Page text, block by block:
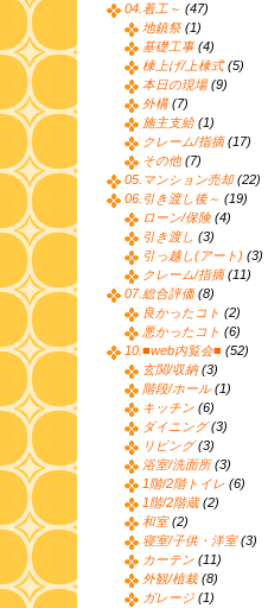
04.着工～ (47)
地鎮祭 (1)
基礎工事(4)
棟上げ/上棟式(5)
本日の現場(9)
外構(7)
施主支給(1)
クレーム/指摘(17)
その他 (7)
05.マンション売却(22)
06.引き渡し後～ (19)
ローン/保険(4)
引き渡し (3)
引っ越し(アート) (3)
クレーム/指摘(11)
07.総合評価(8)
良かったコト (2)
悪かったコト (6)
10.■web内覧会■ (52)
玄関/収納(3)
階段/ホール(1)
キッチン (6)
ダイニング(3)
リビング(3)
浴室/洗面所(3)
1階/2階トイレ (6)
1階/2階蔵(2)
和室(2)
寝室/子供・洋室(3)
カーテン (11)
外観/植栽(8)
ガレージ (1)